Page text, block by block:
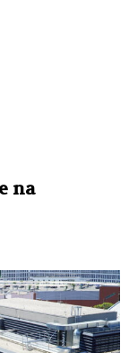
na